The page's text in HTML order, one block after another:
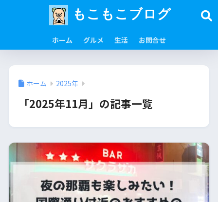
もこもこブログ
ホーム グルメ 生活 お問合せ
ホーム 2025年
「2025年11月」の記事一覧